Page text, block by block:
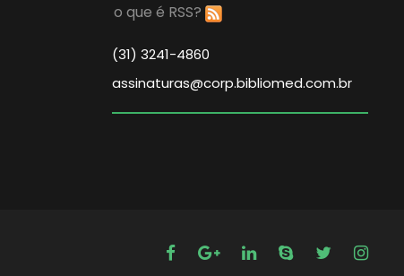
o que é RSS?
(31) 3241-4860
assinaturas@corp.bibliomed.com.br